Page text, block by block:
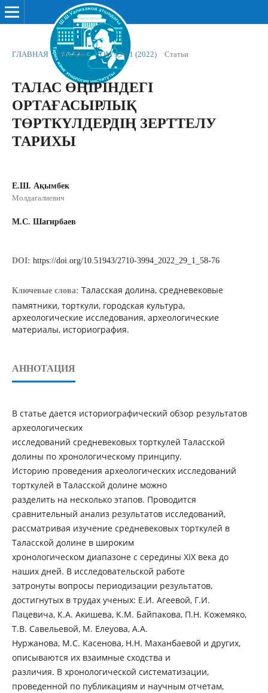
ГЛАВНАЯ / АРХИВЫ / ТОМ 9 № 1 (2022) / Статьи
ТАЛАС ӨҢІРІНДЕГІ
ОРТАҒАСЫРЛЫҚ
ТӨРТКҮЛДЕРДІҢ ЗЕРТТЕЛУ
ТАРИХЫ
Е.Ш. Ақымбек
Молдагалиевич
М.С. Шагирбаев
DOI: https://doi.org/10.51943/2710-3994_2022_29_1_58-76
Ключевые слова: Таласская долина, средневековые
памятники, торткули, городская культура,
археологические исследования, археологические
материалы, историография.
АННОТАЦИЯ
В статье дается историографический обзор результатов
археологических
исследований средневековых торткулей Таласской
долины по хронологическому принципу.
Историю проведения археологических исследований
торткулей в Таласской долине можно
разделить на несколько этапов. Проводится
сравнительный анализ результатов исследований,
рассматривая изучение средневековых торткулей в
Таласской долине в широким
хронологическом диапазоне с середины ХІХ века до
наших дней. В исследовательской работе
затронуты вопросы периодизации результатов,
достигнутых в трудах ученых: Е.И. Агеевой, Г.И.
Пацевича, К.А. Акишева, К.М. Байпакова, П.Н. Кожемяко,
Т.В. Савельевой, М. Елеуова, А.А.
Нуржанова, М.С. Касенова, Н.Н. Маханбаевой и других,
описываются их взаимные сходства и
различия. В хронологической систематизации,
проведенной по публикациям и научным отчетам,